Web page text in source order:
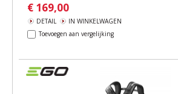
€ 169,00
DETAIL
IN WINKELWAGEN
Toevoegen aan vergelijking